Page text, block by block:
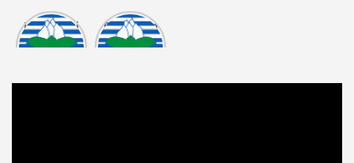
Informasi
Dokumen
tasi